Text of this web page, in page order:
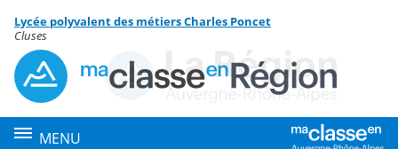
Menu de la rubrique
Contenu
Lycée polyvalent des métiers Charles Poncet
Cluses
MENU